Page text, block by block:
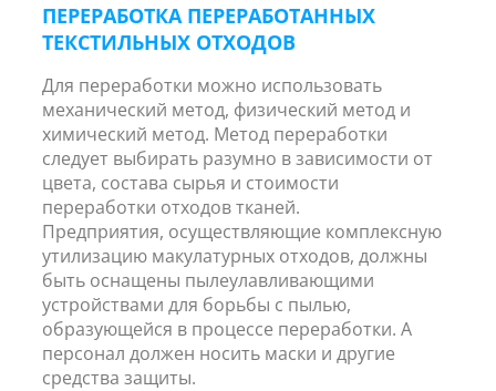
ПЕРЕРАБОТКА ПЕРЕРАБОТАННЫХ
ТЕКСТИЛЬНЫХ ОТХОДОВ
Для переработки можно использовать
механический метод, физический метод и
химический метод. Метод переработки
следует выбирать разумно в зависимости от
цвета, состава сырья и стоимости
переработки отходов тканей.
Предприятия, осуществляющие комплексную
утилизацию макулатурных отходов, должны
быть оснащены пылеулавливающими
устройствами для борьбы с пылью,
образующейся в процессе переработки. А
персонал должен носить маски и другие
средства защиты.